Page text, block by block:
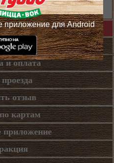
каталог
и оплата
отзыв
картам
приложение для Android